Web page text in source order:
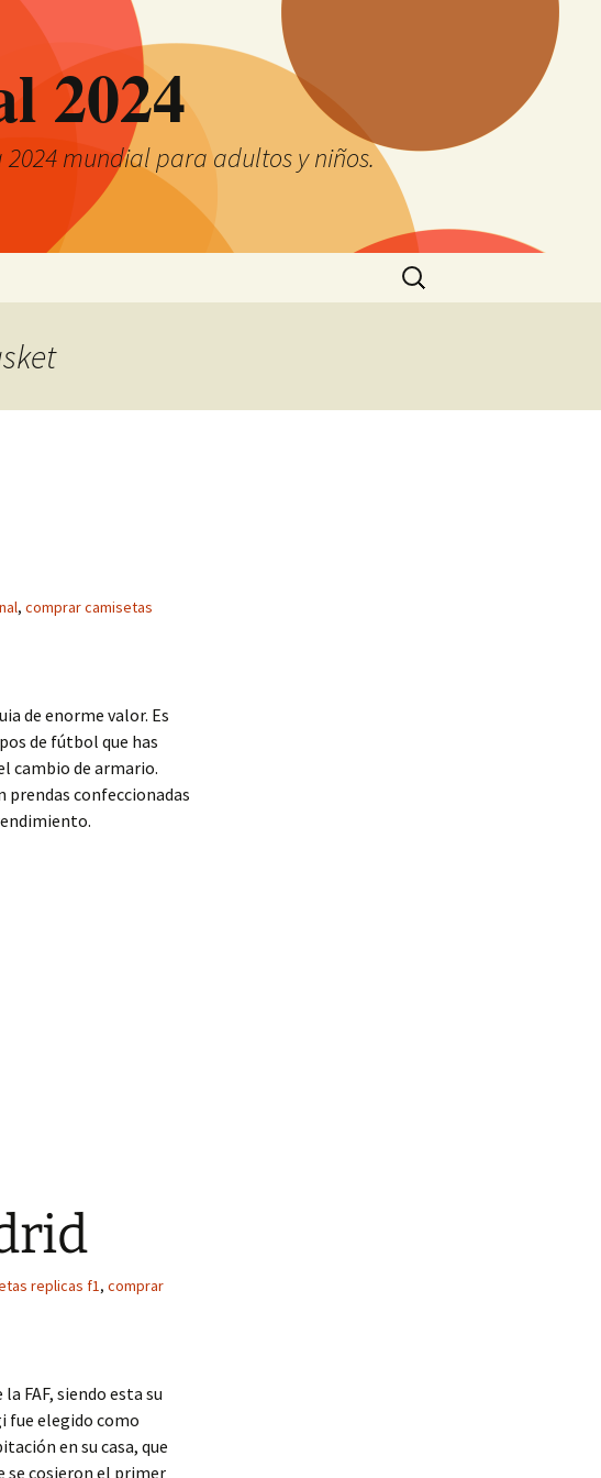
2024
2024 mundial para adultos y niños.
Buscar:
, comprar camisetas
de enorme valor. Es
de fútbol que has
cambio de armario.
prendas confeccionadas
replicas f1, comprar
FAF, siendo esta su
fue elegido como
en su casa, que
se cosieron el primer